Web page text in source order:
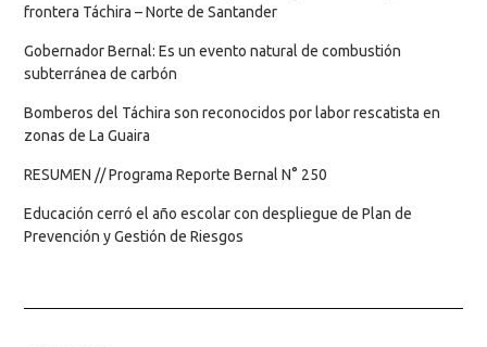
frontera Táchira – Norte de Santander
Gobernador Bernal: Es un evento natural de combustión
subterránea de carbón
Bomberos del Táchira son reconocidos por labor rescatista en
zonas de La Guaira
RESUMEN // Programa Reporte Bernal N° 250
Educación cerró el año escolar con despliegue de Plan de
Prevención y Gestión de Riesgos